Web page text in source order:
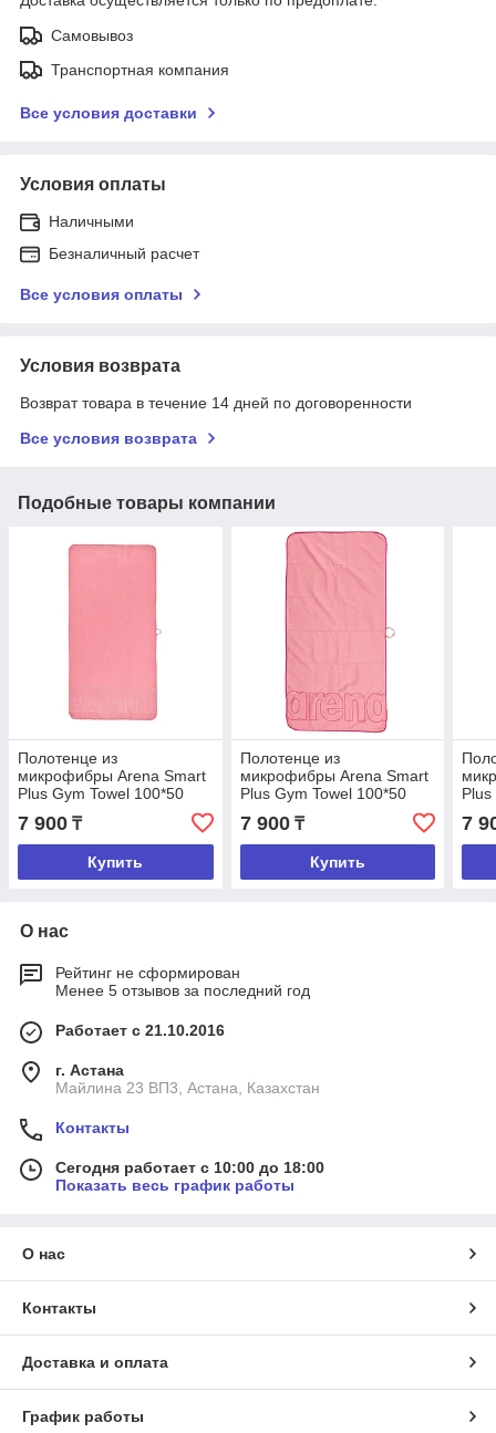
Самовывоз
Транспортная компания
Все условия доставки
Условия оплаты
Наличными
Безналичный расчет
Все условия оплаты
Условия возврата
Возврат товара в течение 14 дней по договоренности
Все условия возврата
Подобные товары компании
Полотенце из
микрофибры Arena Smart
Plus Gym Towel 100*50
pink white
7 900 ₸
Купить
Полотенце из
микрофибры Arena Smart
Plus Gym Towel 100*50
light pink
7 900₸
Купить
Plus
7
О нас
Рейтинг не сформирован
Менее 5 отзывов за последний год
Работает с 21.10.2016
г. Астана
Майлина 23 ВП3, Астана, Казахстан
Контакты
Сегодня работает с 10:00 до 18:00
Показать весь график работы
О нас
Контакты
Доставка и оплата
График работы